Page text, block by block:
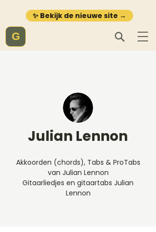
✨ Bekijk de nieuwe site →
G
Julian Lennon
Akkoorden (chords), Tabs & ProTabs
van Julian Lennon
Gitaarliedjes en gitaartabs Julian
Lennon